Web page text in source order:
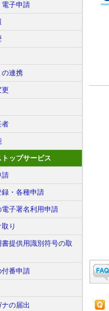
電子申請
の連携
更
者
ップサービス
請
録・各種申請
電子署名利用申請
り
書提供用識別符号の取
付番申請
ナの届出